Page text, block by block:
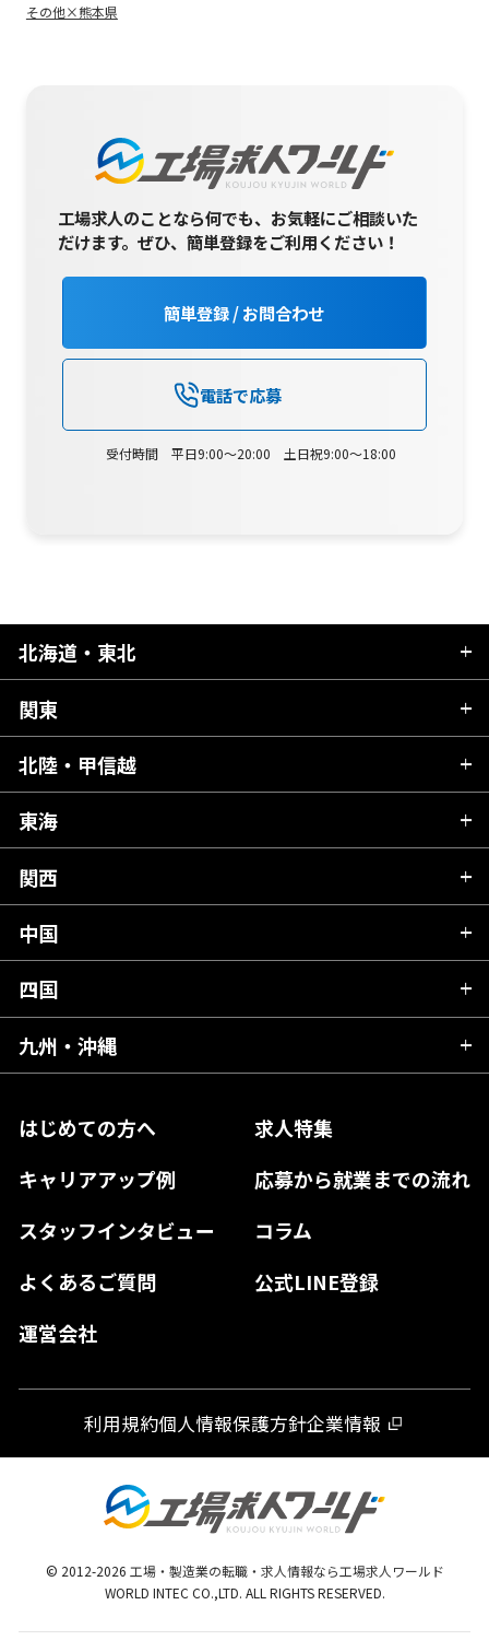
その他×熊本県
工場求人のことなら何でも、お気軽にご相談いた
だけます。ぜひ、簡単登録をご利用ください！
簡単登録 / お問合わせ
電話で応募
受付時間 平日9:00～20:00 土日祝9:00～18:00
はじめての方へ
求人特集
キャリアアップ例
応募から就業までの流れ
スタッフインタビュー
コラム
よくあるご質問
公式LINE登録
運営会社
北海道・東北
北海道
青森県
秋田県
岩手県
宮城県
福島県
関東
茨城県
栃木県
群馬県
千葉県
東京都
神奈川県
北陸・甲信越
新潟県
富山県
石川県
山梨県
長野県
東海
岐阜県
静岡県
愛知県
関西
滋賀県
京都府
大阪府
奈良県
和歌山県
中国
広島県
岡山県
島根県
山口県
四国
愛媛県
高知県
徳島県
九州・沖縄
熊本県
宮崎県
鹿児島県
利用規約個人情報保護方針企業情報
© 2012-2026 工場・製造業の転職・求人情報なら工場求人ワールド
WORLD INTEC CO.,LTD. ALL RIGHTS RESERVED.